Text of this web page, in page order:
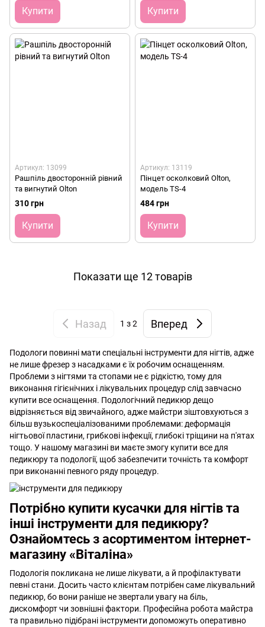
Купити Купити
Артикул: 13099
Рашпіль двосторонній рівний
та вигнутий Olton
310 грн
Купити
Артикул: 13119
Пінцет осколковий Olton,
модель TS-4
484 грн
Купити
Показати ще 12 товарів
Назад 1 з 2 Вперед
Подологи повинні мати спеціальні інструменти для нігтів, адже
не лише фрезер з насадками є їх робочим оснащенням.
Проблеми з нігтями та стопами не є рідкістю, тому для
виконання гігієнічних і лікувальних процедур слід завчасно
купити все оснащення. Подологічний педикюр дещо
відрізняється від звичайного, адже майстри зіштовхуються з
більш вузькоспеціалізованими проблемами: деформація
нігтьової пластини, грибкові інфекції, глибокі тріщини на п'ятах
тощо. У нашому магазині ви маєте змогу купити все для
педикюру та подології, щоб забезпечити точність та комфорт
при виконанні певного ряду процедур.
Потрібно купити кусачки для нігтів та
інші інструменти для педикюру?
Ознайомтесь з асортиментом інтернет-
магазину «Віталіна»
Подологія покликана не лише лікувати, а й профілактувати
певні стани. Досить часто клієнтам потрібен саме лікувальний
педикюр, бо вони раніше не звертали увагу на біль,
дискомфорт чи зовнішні фактори. Професійна робота майстра
та правильно підібрані інструменти допоможуть оперативно